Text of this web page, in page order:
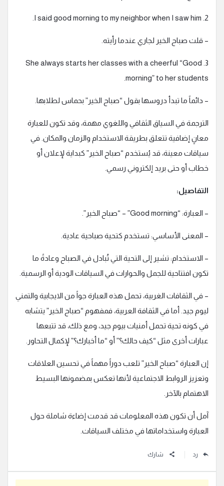
2. I said good morning to my neighbor when I saw him.
– قلت صباح الخير لجاري عندما رأيته.
3. She always starts her classes with a cheerful “Good
morning” to her students.
– دائماً ما تبدأ دروسها بقول “صباح الخير” بحماس لطلابها.
الترجمة في السياق الثقافي واللغوي مهمة، وقد تكون للعبارة
معانٍ إضافية تتعلق بطريقة الاستخدام والزمان والمكان. في
سياقات معينة، قد يُستخدم “صباح الخير” كبداية لإعلان أو
خطاب أو حتى بريد إلكتروني رسمي.
التفاصيل:
– العبارة: “Good morning” – “صباح الخير”.
– المعنى الأساسي: تستخدم كتحية صباحية عادية.
– الاستخدام: تشير إلى التحية التي تُبادل في الصباح وعادةً ما
تكون افتتاحية للجمل والحوارات في السياقات الودية أو الرسمية.
– في الثقافات الغربية، تحمل هذه العبارة جواً من الايجابية والتمني
ليوم جيد. أما في الثقافة العربية، فمفهوم “صباح الخير” يتشابه
في كونه تحية تحمل أمنيات بيوم جيد، ومع ذلك، قد تتبعها
عبارات أخرى مثل “كيف حالك؟” أو “ما أخبارك؟” لإكمال التحاور.
إن العبارة “صباح الخير” تلعب دوراً مهماً في تحسين العلاقات
وتعزيز الروابط الاجتماعية لأنها تعكس بمضمونها البسيط
الاهتمام بالآخر.
آمل أن تكون هذه المعلومات قد قدمت إضاءة شاملة حول
العبارة واستخداماتها في مختلف السياقات.
رد شارك